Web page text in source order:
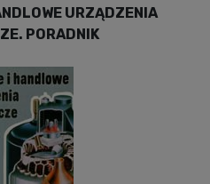
URZĄDZENIA
PORADNIK